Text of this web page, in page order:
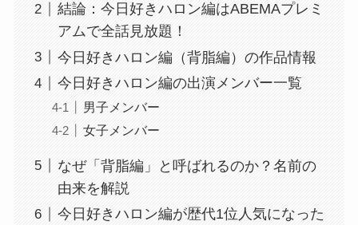
結論：今日好きハロン編はABEMAプレミ
アムで全話見放題！
今日好きハロン編（背脂編）の作品情報
今日好きハロン編の出演メンバー一覧
男子メンバー
女子メンバー
なぜ「背脂編」と呼ばれるのか？名前の
由来を解説
今日好きハロン編が歴代1位人気になった